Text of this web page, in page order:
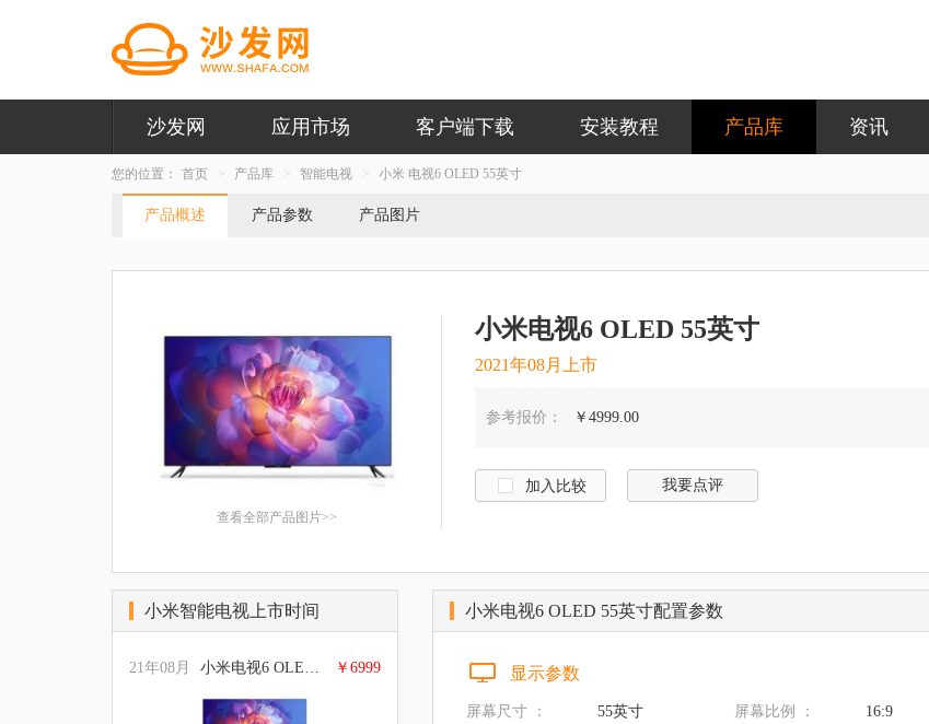
沙发网 应用市场 客户端下载 安装教程 产品库 资讯
您的位置： 首页 产品库 智能电视 小米 电视6 OLED 55英寸
产品概述 产品参数 产品图片
查看全部产品图片>>
小米电视6 OLED 55英寸
2021年08月上市
参考报价： ￥4999.00
加入比较 我要点评
小米电视6 OLED 55英寸配置参数
显示参数
屏幕尺寸 ： 55英寸 屏幕比例 ： 16:9
小米智能电视上市时间
21年08月 小米电视6 OLED 65英寸 ￥6999